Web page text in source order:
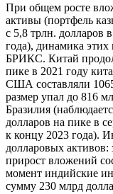
При общем росте
активы (портфель
с 5,8 трлн. долларов
года), динамика
БРИКС. Китай
пике в 2021 году
США составляли
размер упал до 816
Бразилия
долларов на пике в
к концу 2023 года).
долларовых активов:
прирост вложений
момент индийские
сумму 230 млрд